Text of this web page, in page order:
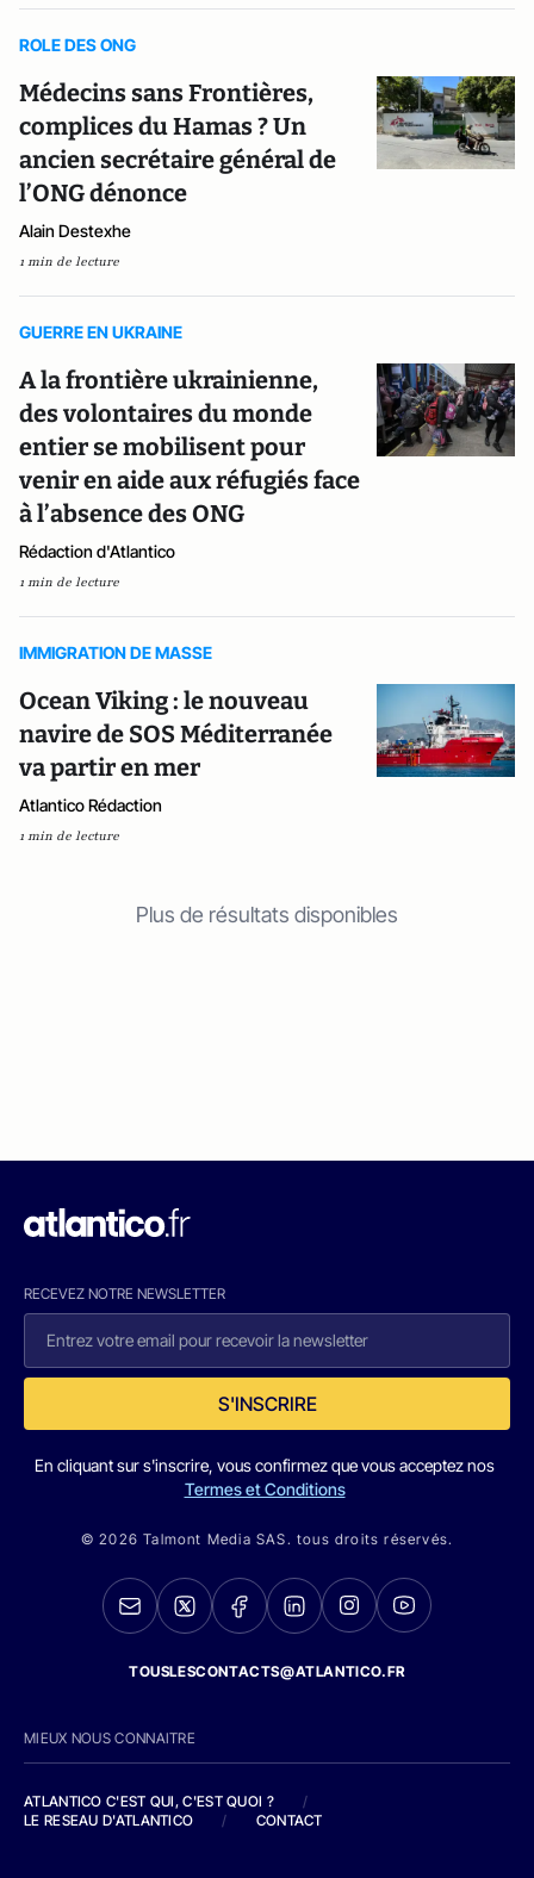
ROLE DES ONG
Médecins sans Frontières,
complices du Hamas ? Un
ancien secrétaire général de
l’ONG dénonce
Alain Destexhe
1 min de lecture
GUERRE EN UKRAINE
A la frontière ukrainienne,
des volontaires du monde
entier se mobilisent pour
venir en aide aux réfugiés face
à l’absence des ONG
Rédaction d'Atlantico
1 min de lecture
IMMIGRATION DE MASSE
Ocean Viking : le nouveau
navire de SOS Méditerranée
va partir en mer
Atlantico Rédaction
1 min de lecture
Plus de résultats disponibles
RECEVEZ NOTRE NEWSLETTER
S'INSCRIRE
En cliquant sur s'inscrire, vous confirmez que vous acceptez nos
Termes et Conditions
© 2026 Talmont Media SAS. tous droits réservés.
TOUSLESCONTACTS@ATLANTICO.FR
MIEUX NOUS CONNAITRE
ATLANTICO C'EST QUI, C'EST QUOI ?
/
LE RESEAU D'ATLANTICO
/ CONTACT